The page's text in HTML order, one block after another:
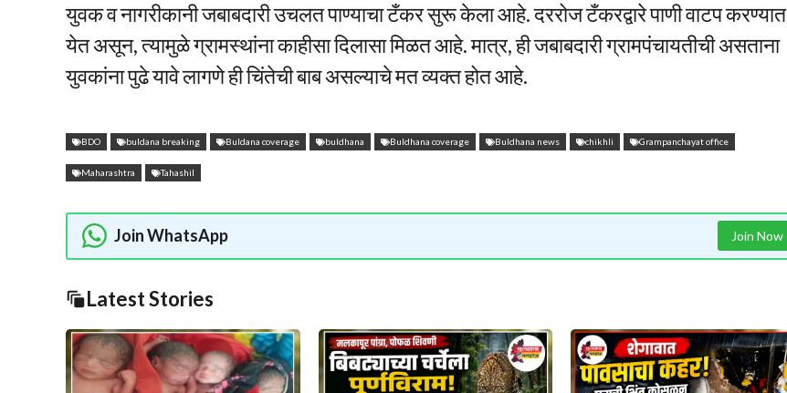
युवक व नागरीकानी जबाबदारी उचलत पाण्याचा टँकर सुरू केला आहे. दररोज टँकरद्वारे पाणी वाटप करण्यात
येत असून, त्यामुळे ग्रामस्थांना काहीसा दिलासा मिळत आहे. मात्र, ही जबाबदारी ग्रामपंचायतीची असताना
युवकांना पुढे यावे लागणे ही चिंतेची बाब असल्याचे मत व्यक्त होत आहे.
BDO buldana breaking Buldana coverage buldhana Buldhana coverage Buldhana news chikhli Grampanchayat office
Maharashtra Tahashil
Join WhatsApp Join Now
Latest Stories